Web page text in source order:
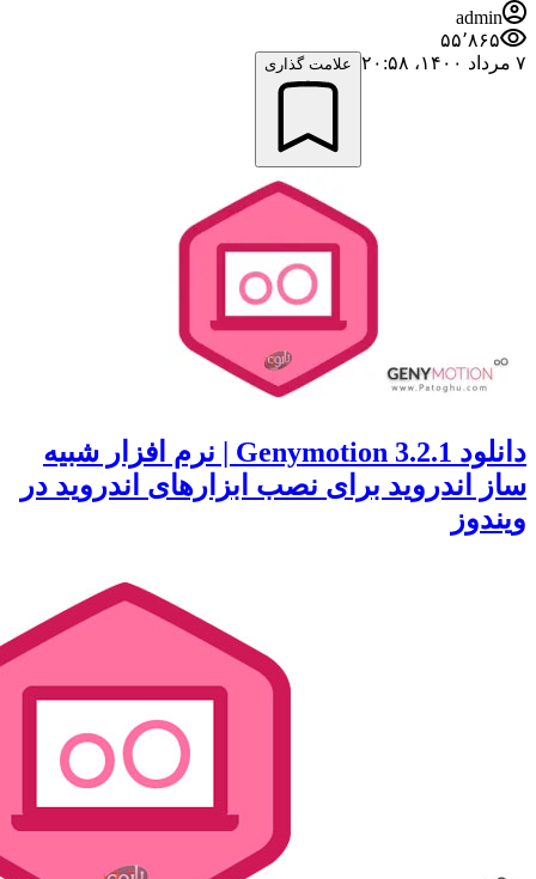
علامت گذاری
دانلود Genymotion 3.2.1 | نرم افزار شبیه
اندروید برای نصب ابزارهای اندروید در